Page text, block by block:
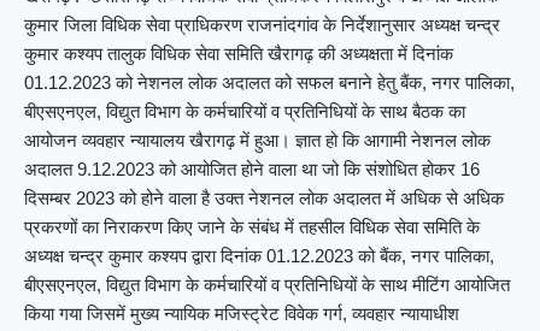
कुमार जिला विधिक सेवा प्राधिकरण राजनांदगांव के निर्देशानुसार अध्यक्ष चन्द्र
कुमार कश्यप तालुक विधिक सेवा समिति खैरागढ़ की अध्यक्षता में दिनांक
01.12.2023 को नेशनल लोक अदालत को सफल बनाने हेतु बैंक, नगर पालिका,
बीएसएनएल, विद्युत विभाग के कर्मचारियों व प्रतिनिधियों के साथ बैठक का
आयोजन व्यवहार न्यायालय खैरागढ़ में हुआ। ज्ञात हो कि आगामी नेशनल लोक
अदालत 9.12.2023 को आयोजित होने वाला था जो कि संशोधित होकर 16
दिसम्बर 2023 को होने वाला है उक्त नेशनल लोक अदालत में अधिक से अधिक
प्रकरणों का निराकरण किए जाने के संबंध में तहसील विधिक सेवा समिति के
अध्यक्ष चन्द्र कुमार कश्यप द्वारा दिनांक 01.12.2023 को बैंक, नगर पालिका,
बीएसएनएल, विद्युत विभाग के कर्मचारियों व प्रतिनिधियों के साथ मीटिंग आयोजित
किया गया जिसमें मुख्य न्यायिक मजिस्ट्रेट विवेक गर्ग, व्यवहार न्यायाधीश